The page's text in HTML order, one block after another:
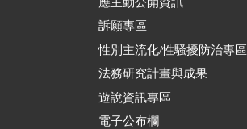
訴願專區
性別主流化/性騷擾防治專區
法務研究計畫與成果
遊說資訊專區
電子公布欄